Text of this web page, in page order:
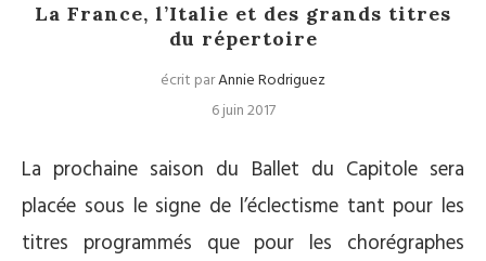
La France, l’Italie et des grands titres
du répertoire
écrit parAnnie Rodriguez
6 juin 2017
La prochaine saison du Ballet du Capitole sera
placée sous le signe de l’éclectisme tant pour les
titres programmés que pour les chorégraphes